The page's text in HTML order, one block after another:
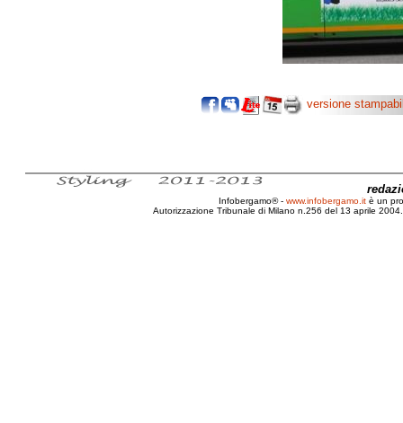
versione
Infobergamo® - www.infobergamo.it è un
Autorizzazione Tribunale di Milano n.256 del 13 aprile